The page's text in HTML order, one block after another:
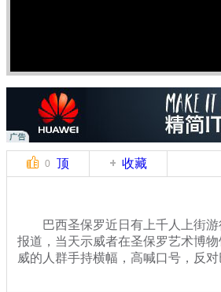
0 顶 收藏
巴西圣保罗近日有上千人上街游
报道，当天示威者在圣保罗艺术博
威的人群手持横幅，高喊口号，反对